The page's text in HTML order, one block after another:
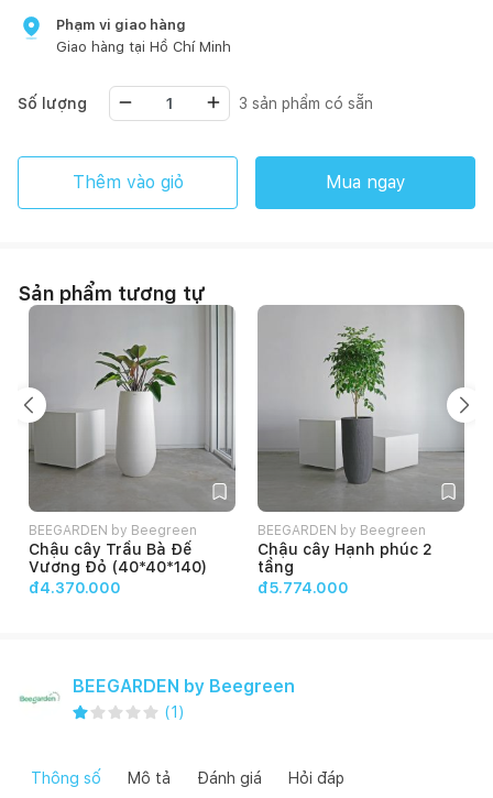
Phạm vi giao hàng
Giao hàng tại Hồ Chí Minh
Số lượng 3 sản phẩm có sẵn
Thêm vào giỏ Mua ngay
Sản phẩm tương tự
BEEGARDEN by Beegreen
Chậu cây Trầu Bà Đế
Vương Đỏ (40*40*140)
đ4.370.000
BEEGARDEN by Beegreen
Chậu cây Hạnh phúc 2
tầng
đ5.774.000
BEEGARDEN by Beegreen
(1 )
Thông số Mô tả Đánh giá Hỏi đáp